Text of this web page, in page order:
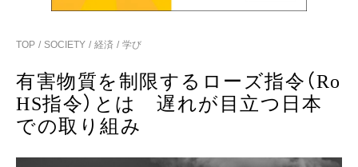
TOP SOCIETY 経済 学び
有害物質を制限するローズ指令（Ro
HS指令）とは 遅れが目立つ日本
での取り組み